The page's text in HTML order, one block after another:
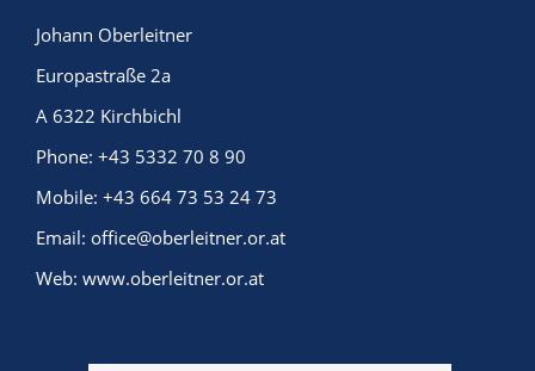
Johann Oberleitner
Europastraße 2a
A 6322 Kirchbichl
Phone: +43 5332 70 8 90
Mobile: +43 664 73 53 24 73
Email: office@oberleitner.or.at
Web: www.oberleitner.or.at